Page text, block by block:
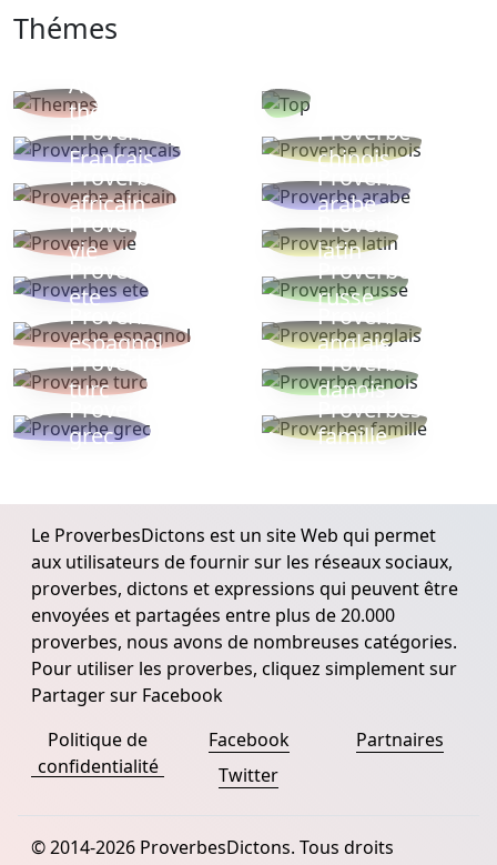
Thémes
Autres
thèmes
Proverbe
Français
Proverbe
chinois
Proverbe
africain
Proverbe
arabe
Proverbe
vie
Proverbe
latin
Proverbes
ete
Proverbe
russe
Proverbe
espagnol
Proverbe
anglais
Proverbe
turc
Proverbe
danois
Proverbe
grec
Proverbes
famille
Le ProverbesDictons est un site Web qui permet
aux utilisateurs de fournir sur les réseaux sociaux,
proverbes, dictons et expressions qui peuvent être
envoyées et partagées entre plus de 20.000
proverbes, nous avons de nombreuses catégories.
Pour utiliser les proverbes, cliquez simplement sur
Partager sur Facebook
Politique de
confidentialité
Facebook
Twitter
Partnaires
© 2014-2026 ProverbesDictons. Tous droits